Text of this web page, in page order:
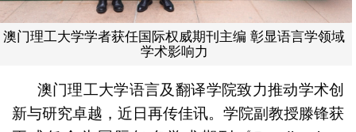
澳门理工大学学者获任国际权威期刊主编 彰显语言学领域
学术影响力
澳门理工大学语言及翻译学院致力推动学术创
新与研究卓越，近日再传佳讯。学院副教授滕锋获